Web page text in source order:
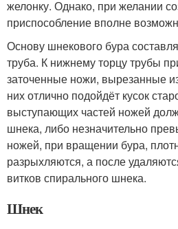
желонку. Однако, при желании
приспособление вполне
Основу шнекового бура
труба. К нижнему торцу трубы
заточенные ножи, вырезанные
них отлично подойдёт кусок
выступающих частей ножей
шнека, либо незначительно
ножей, при вращении бура,
разрыхляются, а после
витков спирального шнека.
Шнек